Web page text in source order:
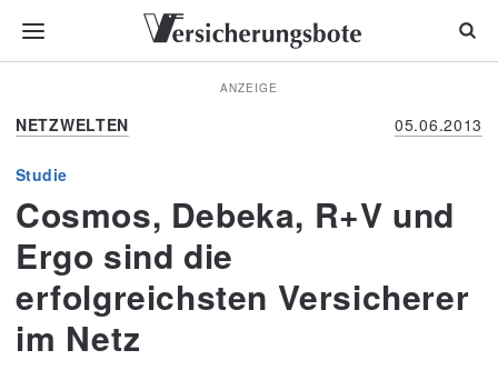
ANZEIGE
NETZWELTEN 05.06.2013
Studie
Cosmos, Debeka, R+V und
Ergo sind die
erfolgreichsten Versicherer
im Netz